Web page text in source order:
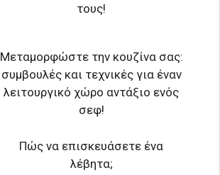
τους!
Μεταμορφώστε την κουζίνα σας:
συμβουλές και τεχνικές για έναν
λειτουργικό χώρο αντάξιο ενός
σεφ!
Πώς να επισκευάσετε ένα
λέβητα;